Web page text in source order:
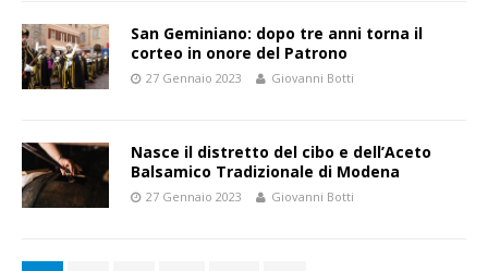
San Geminiano: dopo tre anni torna il
corteo in onore del Patrono
27 Gennaio 2023 Giovanni Botti
Nasce il distretto del cibo e dell’Aceto
Balsamico Tradizionale di Modena
27 Gennaio 2023 Giovanni Botti